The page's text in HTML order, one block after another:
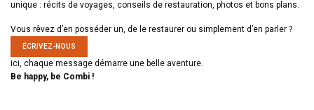
unique : récits de voyages, conseils de restauration, photos et bons plans.
Vous rêvez d’en posséder un, de le restaurer ou simplement d’en parler ?
ÉCRIVEZ-NOUS
ici, chaque message démarre une belle aventure.
Be happy, be Combi !